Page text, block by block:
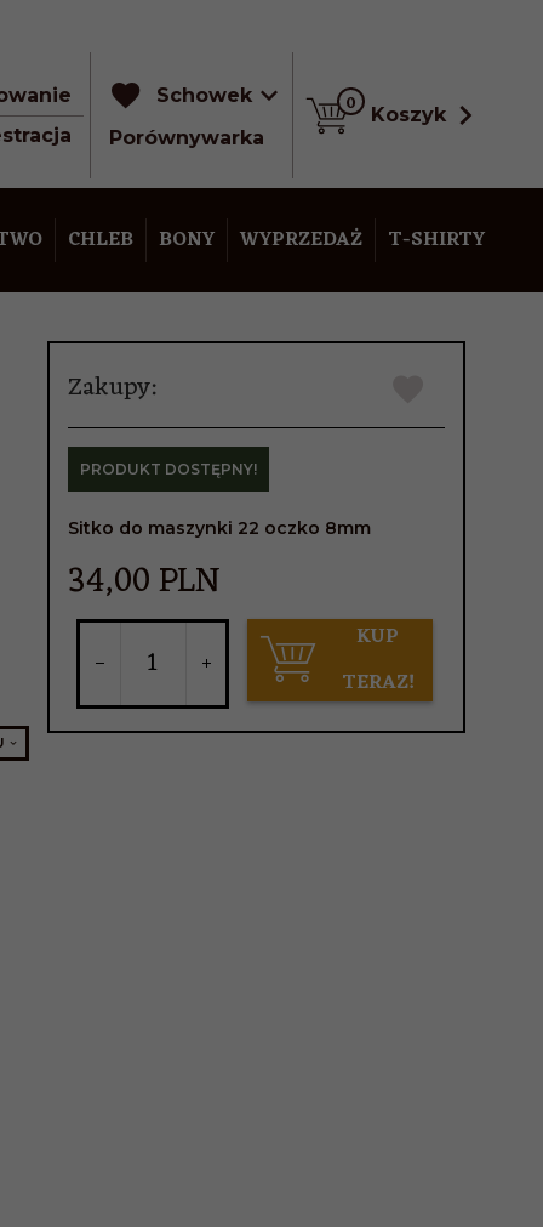
Schowek
Porównywarka
Koszyk
0
CHLEB BONY WYPRZEDAŻ T-SHIRTY
Zakupy:
Sitko do maszynki 22 oczko 8mm
PRODUKT DOSTĘPNY!
34,00PLN
KUP
TERAZ!